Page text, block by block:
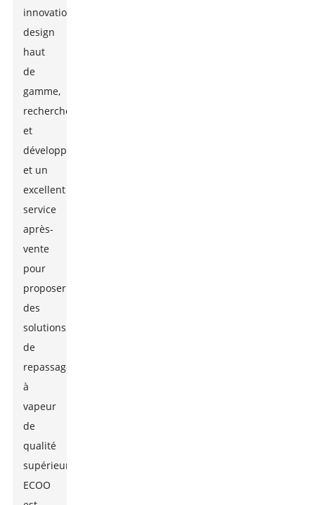
innovation,
design
haut
de
gamme,
recherche
et
développement
et un
excellent
service
après-
vente
pour
proposer
des
solutions
de
repassage
à
vapeur
de
qualité
supérieure.
ECOO